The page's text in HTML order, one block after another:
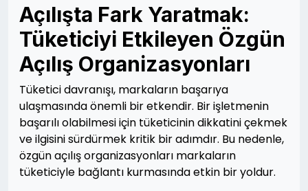
Açılışta Fark Yaratmak:
Tüketiciyi Etkileyen Özgün
Açılış Organizasyonları
Tüketici davranışı, markaların başarıya
ulaşmasında önemli bir etkendir. Bir işletmenin
başarılı olabilmesi için tüketicinin dikkatini çekmek
ve ilgisini sürdürmek kritik bir adımdır. Bu nedenle,
özgün açılış organizasyonları markaların
tüketiciyle bağlantı kurmasında etkin bir yoldur.